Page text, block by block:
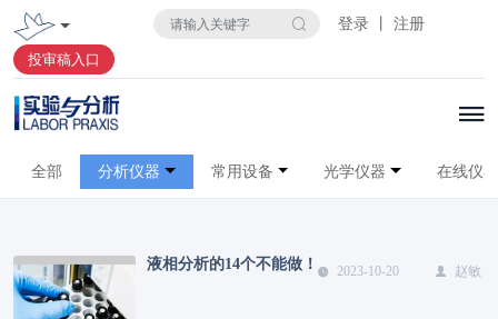
登录 丨 注册
投审稿入口
全部 分析仪器 常用设备 光学仪器 在线仪
液相分析的14个不能做！ 2023-10-20 赵敏